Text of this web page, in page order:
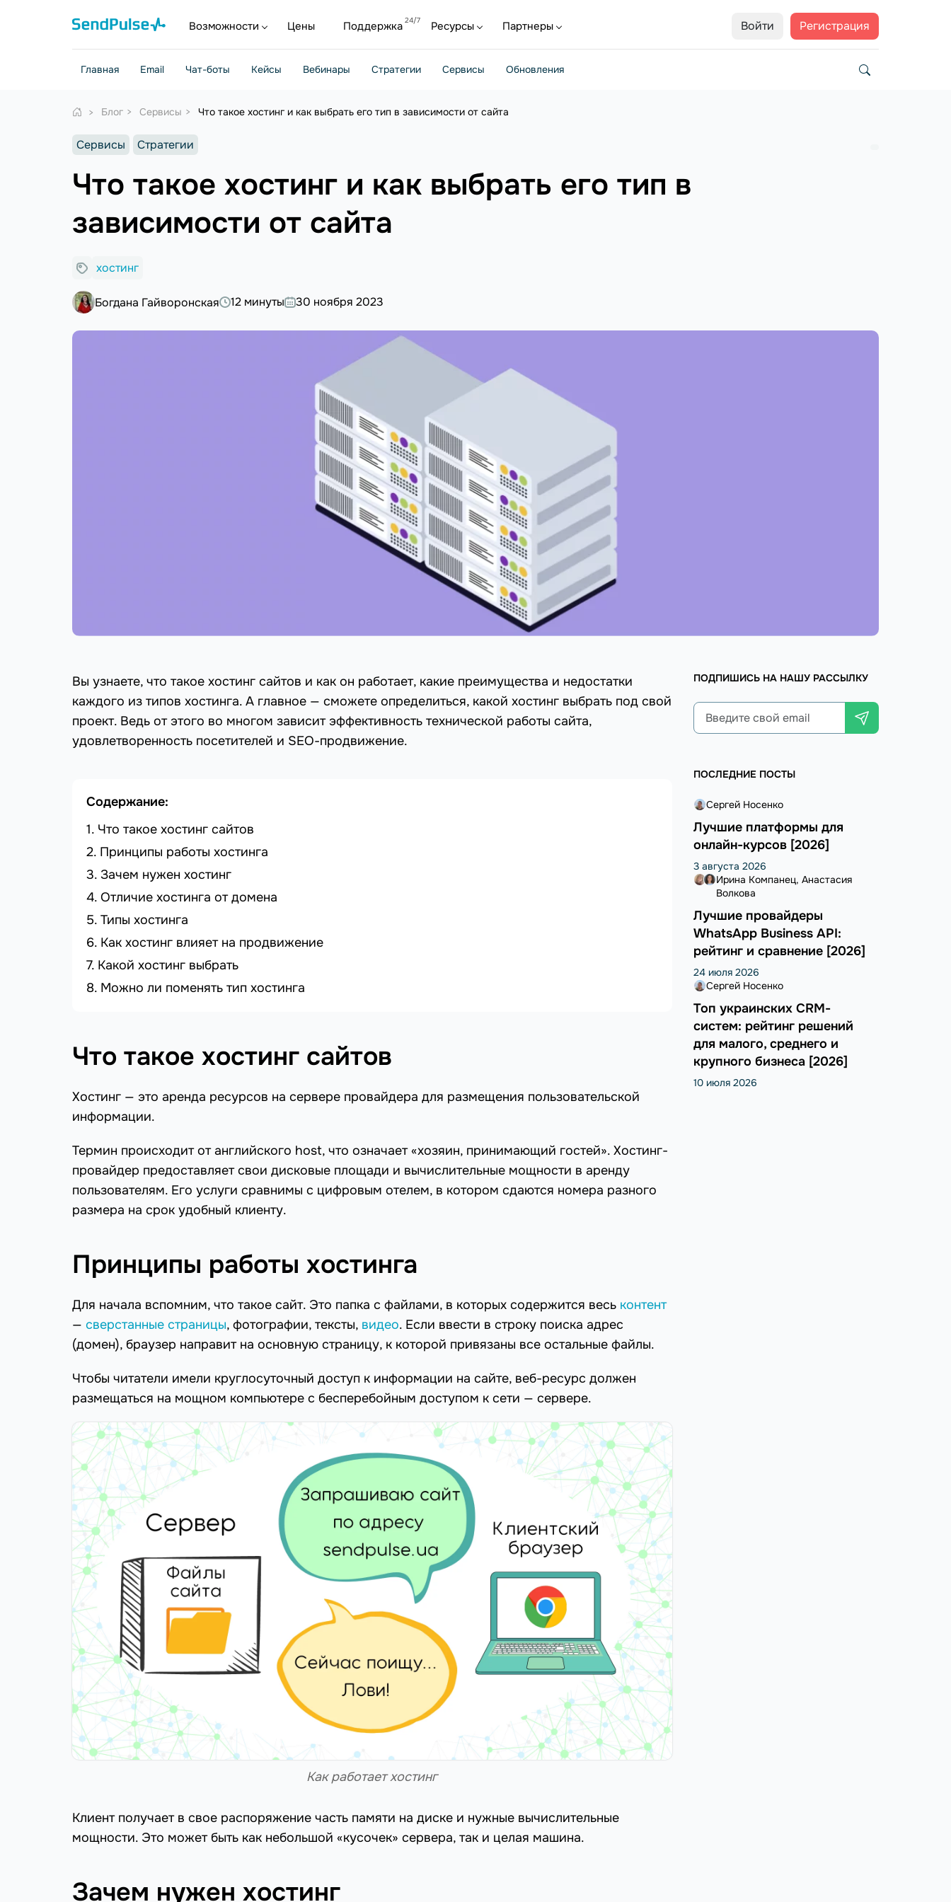
Войти Регистрация
Возможности Цены Поддержка Ресурсы Партнеры
Главная Email Чат-боты Кейсы Вебинары Стратегии Сервисы Обновления
Блог Сервисы Что такое хостинг и как выбрать его тип в зависимости от сайта
Сервисы Стратегии
Что такое хостинг и как выбрать его тип в
зависимости от сайта
хостинг
Богдана Гайворонская 12 минуты 30 ноября 2023
Вы узнаете, что такое хостинг сайтов и как он работает, какие преимущества и недостатки
каждого из типов хостинга. А главное — сможете определиться, какой хостинг выбрать под свой
проект. Ведь от этого во многом зависит эффективность технической работы сайта,
удовлетворенность посетителей и SEO-продвижение.
Содержание:
Что такое хостинг сайтов
Принципы работы хостинга
Зачем нужен хостинг
Отличие хостинга от домена
Типы хостинга
Как хостинг влияет на продвижение
Какой хостинг выбрать
Можно ли поменять тип хостинга
Что такое хостинг сайтов
Хостинг — это аренда ресурсов на сервере провайдера для размещения пользовательской
информации.
Термин происходит от английского host, что означает «хозяин, принимающий гостей». Хостинг-
провайдер предоставляет свои дисковые площади и вычислительные мощности в аренду
пользователям. Его услуги сравнимы с цифровым отелем, в котором сдаются номера разного
размера на срок удобный клиенту.
Принципы работы хостинга
Для начала вспомним, что такое сайт. Это папка с файлами, в которых содержится весь контент
— сверстанные страницы, фотографии, тексты, видео. Если ввести в строку поиска адрес
(домен), браузер направит на основную страницу, к которой привязаны все остальные файлы.
Чтобы читатели имели круглосуточный доступ к информации на сайте, веб-ресурс должен
размещаться на мощном компьютере с бесперебойным доступом к сети — сервере.
Как работает хостинг
Клиент получает в свое распоряжение часть памяти на диске и нужные вычислительные
мощности. Это может быть как небольшой «кусочек» сервера, так и целая машина.
Зачем нужен хостинг
ПОДПИШИСЬ НА НАШУ РАССЫЛКУ
ПОСЛЕДНИЕ ПОСТЫ
Сергей Носенко
Лучшие платформы для
онлайн-курсов [2026]
3 августа 2026
Ирина Компанец Анастасия
Волкова
Лучшие провайдеры
WhatsApp Business API:
рейтинг и сравнение [2026]
24 июля 2026
Сергей Носенко
Топ украинских CRM-
систем: рейтинг решений
для малого, среднего и
крупного бизнеса [2026]
10 июля 2026